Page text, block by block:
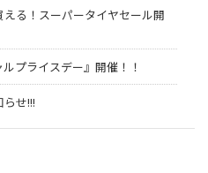
る！スーパータイヤセール開
プライスデー』開催！！
せ!!!